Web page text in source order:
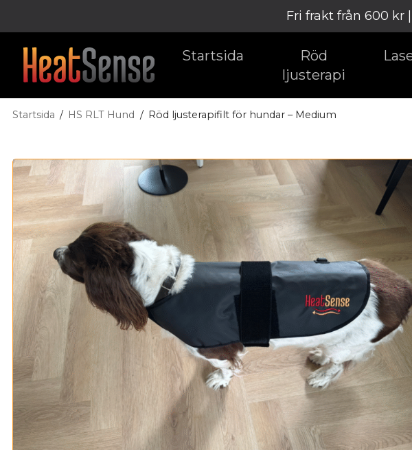
Fri frakt från 600 kr
Startsida
Röd
ljusterapi
Startsida HS RLT Hund Röd ljusterapifilt för hundar – Medium